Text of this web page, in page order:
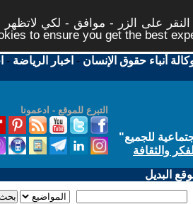
على الزر - موافق - لكي لاتظهر
to ensure you get the best
أنباء حقوق الإنسان - اخبار الرياضة -
التبرع للموقع - ادعمونا
للجميع"
والثقافة
البديل